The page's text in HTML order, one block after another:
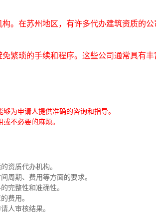
。在苏州地区，有许多代办建筑资质的公
繁琐的手续和程序。这些公司通常具有丰
为申请人提供准确的咨询和指导。
不必要的麻烦。
资质代办机构。
周期、费用等方面的要求。
完整性和准确性。
费用。
人审核结果。